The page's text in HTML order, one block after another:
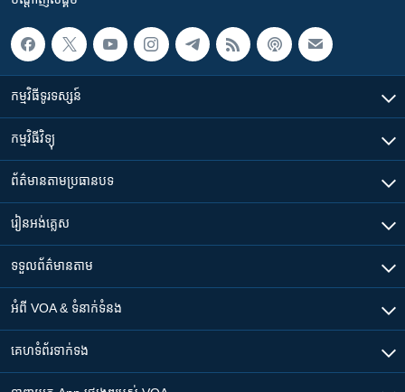
កម្មវិធី​ទូរទស្សន៍
កម្មវិធី​វិទ្យុ
ព័ត៌មាន​តាមប្រធានបទ​
រៀន​​អង់គ្លេស
ទទួល​ព័ត៌មាន​តាម
អំពី​ VOA & ទំនាក់ទំនង
គេហទំព័រ​​ទាក់ទង